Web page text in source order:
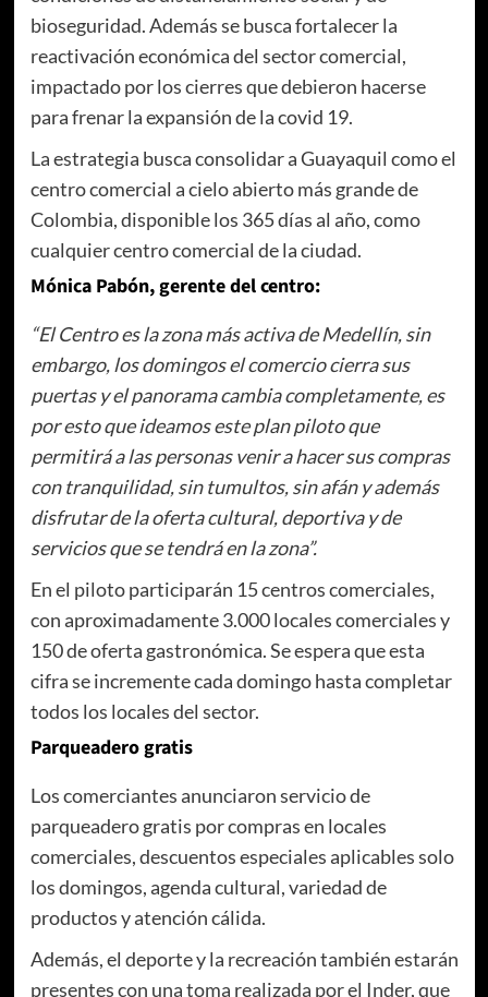
bioseguridad. Además se busca fortalecer la
reactivación económica del sector comercial,
impactado por los cierres que debieron hacerse
para frenar la expansión de la covid 19.
La estrategia busca consolidar a Guayaquil como el
centro comercial a cielo abierto más grande de
Colombia, disponible los 365 días al año, como
cualquier centro comercial de la ciudad.
Mónica Pabón, gerente del centro:
“El Centro es la zona más activa de Medellín, sin
embargo, los domingos el comercio cierra sus
puertas y el panorama cambia completamente, es
por esto que ideamos este plan piloto que
permitirá a las personas venir a hacer sus compras
con tranquilidad, sin tumultos, sin afán y además
disfrutar de la oferta cultural, deportiva y de
servicios que se tendrá en la zona”.
En el piloto participarán 15 centros comerciales,
con aproximadamente 3.000 locales comerciales y
150 de oferta gastronómica. Se espera que esta
cifra se incremente cada domingo hasta completar
todos los locales del sector.
Parqueadero gratis
Los comerciantes anunciaron servicio de
parqueadero gratis por compras en locales
comerciales, descuentos especiales aplicables solo
los domingos, agenda cultural, variedad de
productos y atención cálida.
Además, el deporte y la recreación también estarán
presentes con una toma realizada por el Inder, que